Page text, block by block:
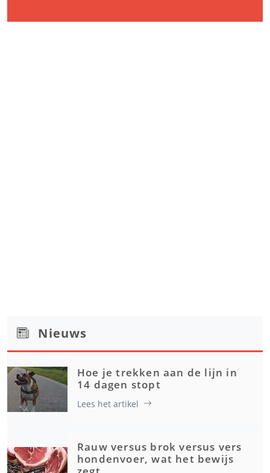
Nieuws
Hoe je trekken aan de lijn in
14 dagen stopt
Lees het artikel
Rauw versus brok versus vers
hondenvoer, wat het bewijs